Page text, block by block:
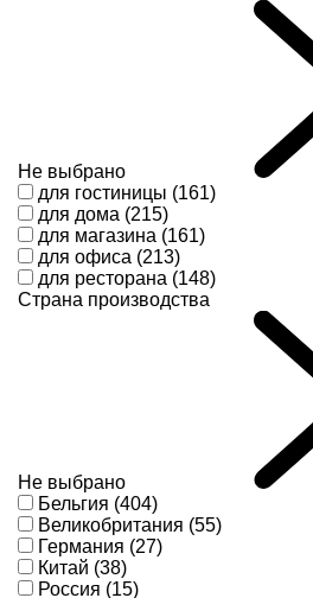
Не выбрано
для гостиницы (161)
для дома (215)
для магазина (161)
для офиса (213)
для ресторана (148)
Страна производства
Не выбрано
Бельгия (404)
Великобритания (55)
Германия (27)
Китай (38)
Россия (15)